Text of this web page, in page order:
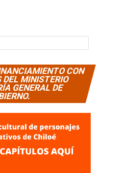
CON
DEL MINISTERIO
GENERAL DE